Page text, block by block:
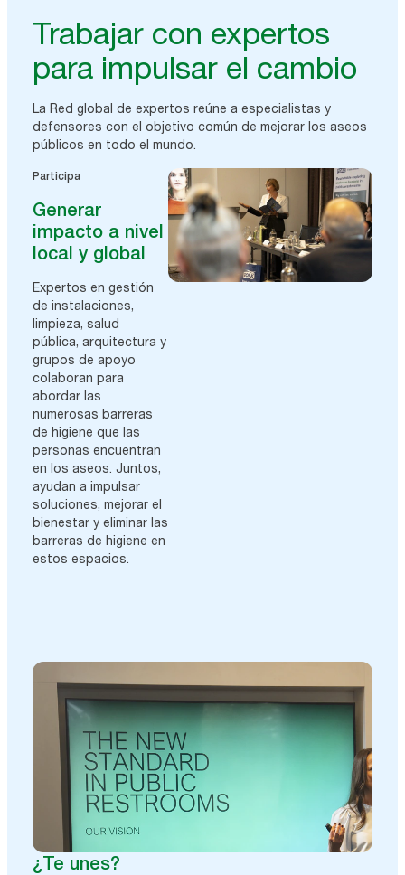
Trabajar con expertos
para impulsar el cambio
La Red global de expertos reúne a especialistas y
defensores con el objetivo común de mejorar los aseos
públicos en todo el mundo.
Participa
Generar
impacto a nivel
local y global
Expertos en gestión
de instalaciones,
limpieza, salud
pública, arquitectura y
grupos de apoyo
colaboran para
abordar las
numerosas barreras
de higiene que las
personas encuentran
en los aseos. Juntos,
ayudan a impulsar
soluciones, mejorar el
bienestar y eliminar las
barreras de higiene en
estos espacios.
¿Te unes?